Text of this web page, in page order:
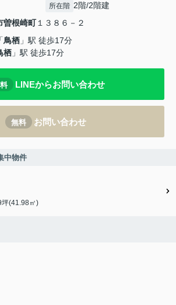
所在階 2階/2階建
曽根崎町１３８６－２
「鳥栖 」駅 徒歩17分
栖 」駅 徒歩17分
LINEからお問い合わせ
無料 お問い合わせ
中物件
坪(41.98㎡)